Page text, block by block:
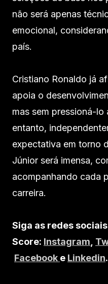
não será apenas
emocional,
país.
Cristiano Ronaldo já
apoia o
mas sem pressioná-lo
entanto,
expectativa em torno
Júnior será imensa,
acompanhando cada
carreira.
Siga as redes sociais
Score: Instagram
Facebook e Linkedin.